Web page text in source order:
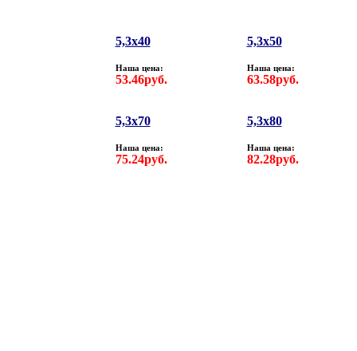
5,3х40
Наша цена:
53.46руб.
5,3х50
Наша цена:
63.58руб.
5,3х70
Наша цена:
75.24руб.
5,3х80
Наша цена:
82.28руб.